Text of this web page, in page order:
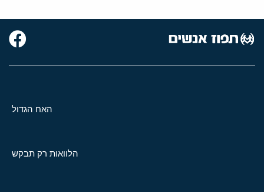
האח הגדול
הלוואות רק תבקש